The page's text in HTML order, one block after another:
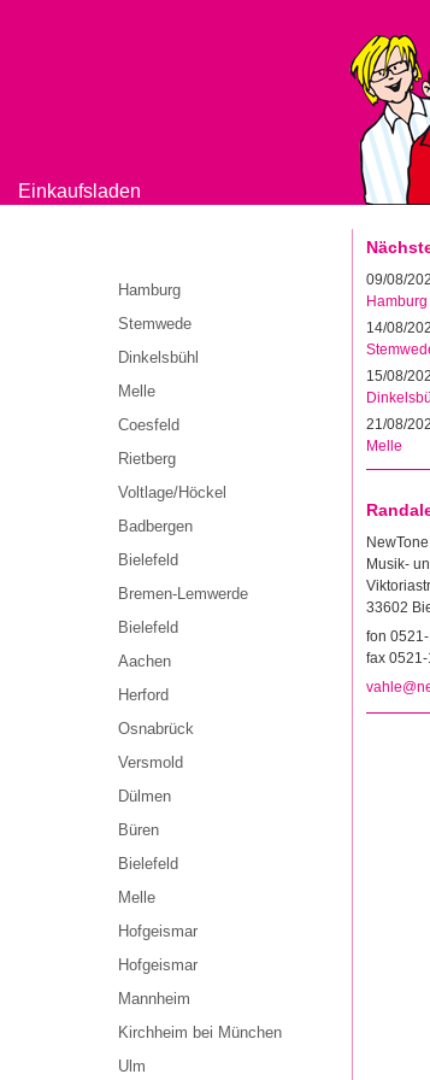
Einkaufsladen
Hamburg
Stemwede
Dinkelsbühl
Melle
Coesfeld
Rietberg
Voltlage/Höckel
Badbergen
Bielefeld
Bremen-Lemwerde
Bielefeld
Aachen
Herford
Osnabrück
Versmold
Dülmen
Büren
Bielefeld
Melle
Hofgeismar
Hofgeismar
Mannheim
Kirchheim bei München
Ulm
09/08/
Hamburg
14/08/
15/08/
21/08/
Melle
NewTone
Musik-
33602
fon
fax